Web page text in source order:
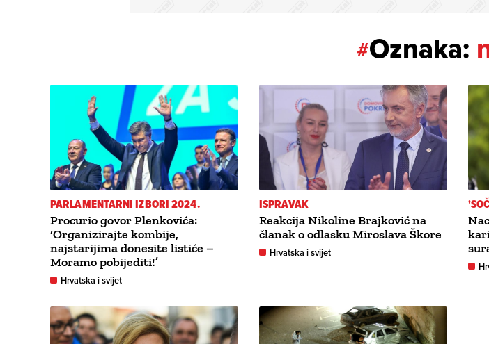
#Oznaka:
PARLAMENTARNI IZBORI 2024.
Procurio govor Plenkovića:
‘Organizirajte kombije,
najstarijima donesite listiće –
Moramo pobijediti!’
Hrvatska i svijet
ISPRAVAK
Reakcija Nikoline Brajković na
članak o odlasku Miroslava Škore
Hrvatska i svijet